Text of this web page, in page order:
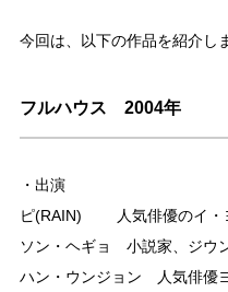
今回は、以下の作品を紹介し
フルハウス 2004年
・出演
ピ(RAIN) 人気俳優のイ・
ソン・ヘギョ 小説家、ジウ
ハン・ウンジョン 人気俳優